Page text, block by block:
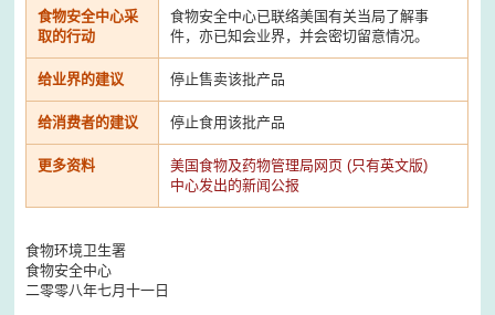
食物安全中心采
取的行动
食物安全中心已联络美国有关当局了解事
件，亦已知会业界，并会密切留意情况。
给业界的建议 停止售卖该批产品
给消费者的建议 停止食用该批产品
更多资料
美国食物及药物管理局网页 (只有英文版)
中心发出的新闻公报
食物环境卫生署
食物安全中心
二零零八年七月十一日